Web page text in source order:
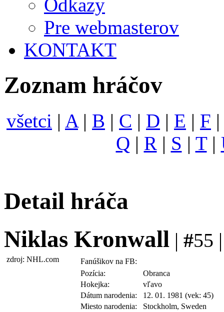
Odkazy
Pre webmasterov
KONTAKT
Zoznam hráčov
všetci | A| B | C | D | E | F
Q | R| S | T|
Detail hráča
Niklas Kronwall | #55
zdroj: NHL.com
Fanúšikov na FB:
Pozícia:
Obranca
Hokejka:
vľavo
Dátum narodenia:
12. 01. 1981 (vek: 45)
Miesto narodenia:
Stockholm, Sweden